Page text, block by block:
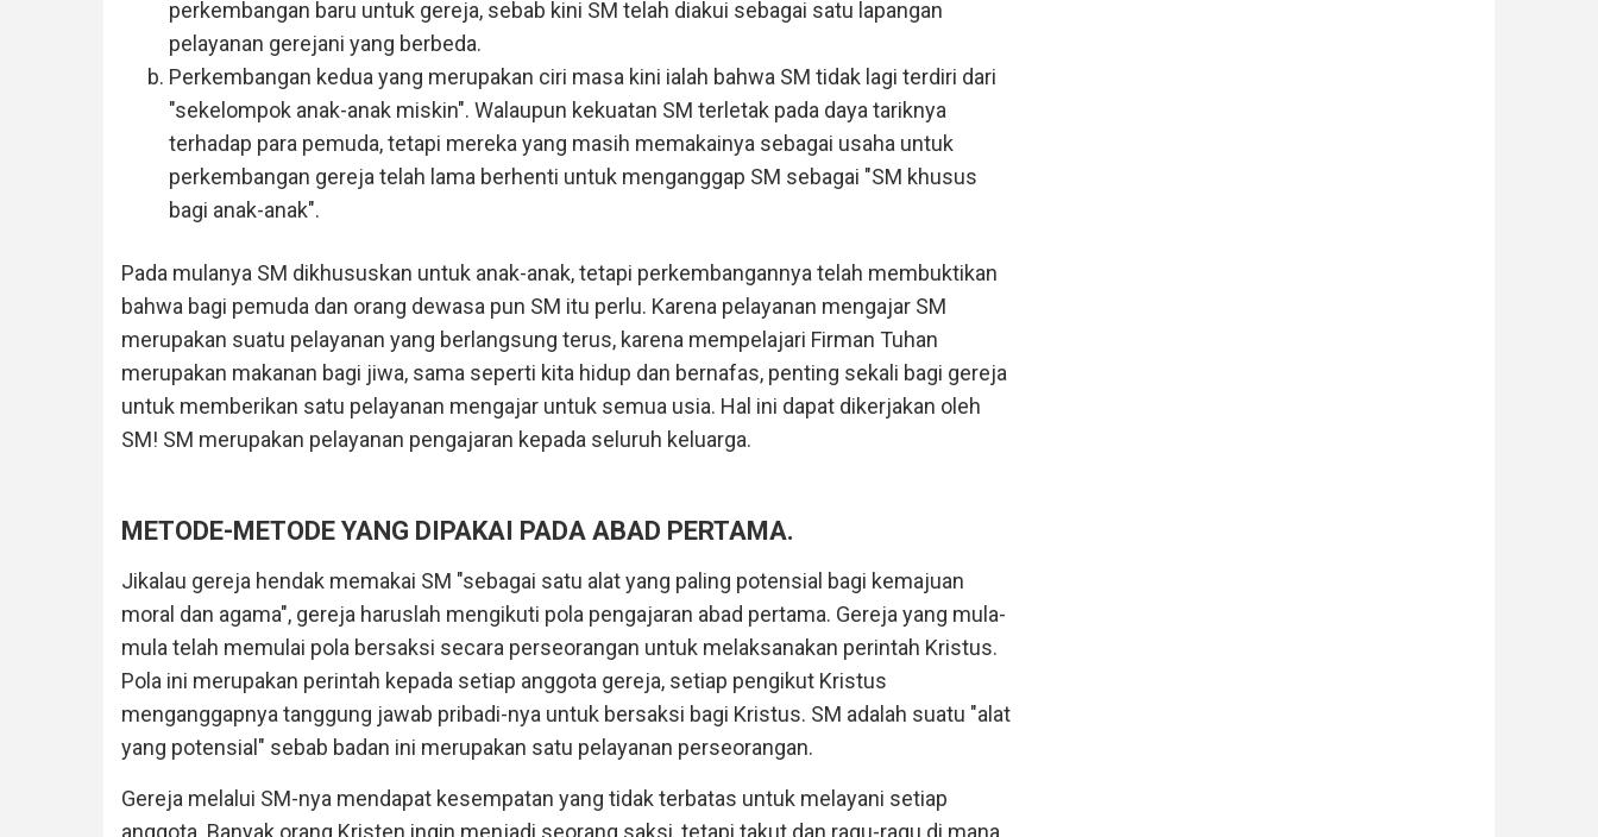
perkembangan baru untuk gereja, sebab kini SM telah diakui sebagai satu lapangan
pelayanan gerejani yang berbeda.
Perkembangan kedua yang merupakan ciri masa kini ialah bahwa SM tidak lagi terdiri dari
"sekelompok anak-anak miskin". Walaupun kekuatan SM terletak pada daya tariknya
terhadap para pemuda, tetapi mereka yang masih memakainya sebagai usaha untuk
perkembangan gereja telah lama berhenti untuk menganggap SM sebagai "SM khusus
bagi anak-anak".
Pada mulanya SM dikhususkan untuk anak-anak, tetapi perkembangannya telah membuktikan
bahwa bagi pemuda dan orang dewasa pun SM itu perlu. Karena pelayanan mengajar SM
merupakan suatu pelayanan yang berlangsung terus, karena mempelajari Firman Tuhan
merupakan makanan bagi jiwa, sama seperti kita hidup dan bernafas, penting sekali bagi gereja
untuk memberikan satu pelayanan mengajar untuk semua usia. Hal ini dapat dikerjakan oleh
SM! SM merupakan pelayanan pengajaran kepada seluruh keluarga.
METODE-METODE YANG DIPAKAI PADA ABAD PERTAMA.
Jikalau gereja hendak memakai SM "sebagai satu alat yang paling potensial bagi kemajuan
moral dan agama", gereja haruslah mengikuti pola pengajaran abad pertama. Gereja yang mula-
mula telah memulai pola bersaksi secara perseorangan untuk melaksanakan perintah Kristus.
Pola ini merupakan perintah kepada setiap anggota gereja, setiap pengikut Kristus
menganggapnya tanggung jawab pribadi-nya untuk bersaksi bagi Kristus. SM adalah suatu "alat
yang potensial" sebab badan ini merupakan satu pelayanan perseorangan.
Gereja melalui SM-nya mendapat kesempatan yang tidak terbatas untuk melayani setiap
anggota. Banyak orang Kristen ingin menjadi seorang saksi, tetapi takut dan ragu-ragu di mana